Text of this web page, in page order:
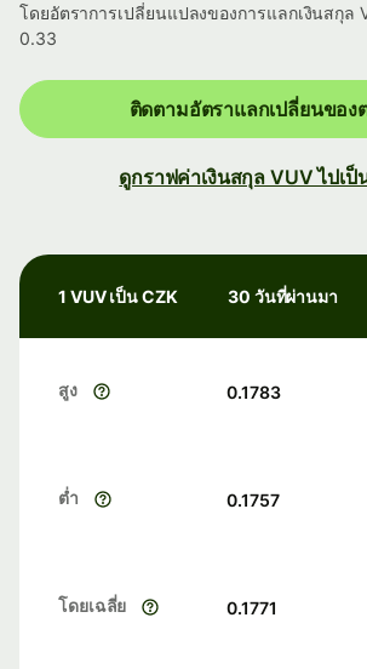
โดยอัตราการเปลี่ยนแปลงของการแลกเงินสกุล
0.33
ติดตามอัตราแลกเปลี่ยนของ
ดูกราฟค่าเงินสกุล VUV ไปเป็
1 VUV เป็น CZK 30 วันที่ผ่านมา
สูง 0.1783
ต่ำ 0.1757
โดยเฉลี่ย 0.1771